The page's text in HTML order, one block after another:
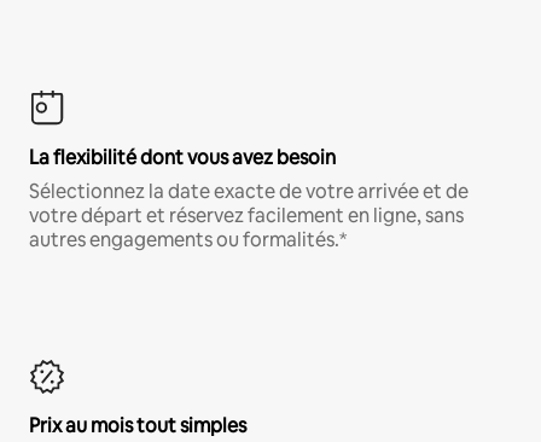
La flexibilité dont vous avez besoin
Sélectionnez la date exacte de votre arrivée et de
votre départ et réservez facilement en ligne, sans
autres engagements ou formalités.*
Prix au mois tout simples